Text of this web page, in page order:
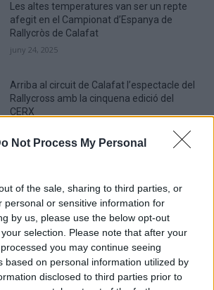
Not Process My Personal
of the sale, sharing to third parties, or
personal or sensitive information for
by us, please use the below opt-out
selection. Please note that after your
you may continue seeing
based on personal information utilized by
disclosed to third parties prior to
Les altes temperatures van ser un repte
afegit en el Campionat d’Espanya de
Rallycròs de Calafat
juny 24, 2025
Arriba al circuit de Calafat l’espectacle del
Rallycross amb la cinquena edició del
CERX
gener 1, 2025